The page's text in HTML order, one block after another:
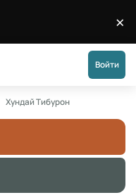
×
Войти
Хундай Тибурон